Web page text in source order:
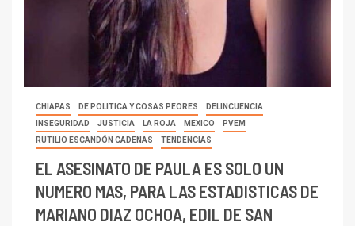
CHIAPAS DE POLITICA Y COSAS PEORES
DELINCUENCIA
INSEGURIDAD
JUSTICIA LA ROJA MEXICO
PVEM
RUTILIO ESCANDÓN CADENAS
TENDENCIAS
EL ASESINATO DE PAULA ES SOLO UN
NUMERO MAS, PARA LAS ESTADISTICAS DE
MARIANO DIAZ OCHOA, EDIL DE SAN